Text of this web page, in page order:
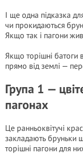
І ще одна підказка
чи прокидаються
Якщо так і пагони
Якщо торішні батоги
прямо від землі —
Група 1 —
пагонах
Це ранньоквітучі
закладають бруньки
торішні пагони для